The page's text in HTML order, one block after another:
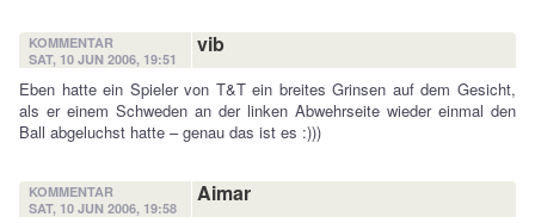
KOMMENTAR
SAT, 10 JUN 2006, 19:51
vib
Eben hatte ein Spieler von T&T ein breites Grinsen auf dem Gesicht,
als er einem Schweden an der linken Abwehrseite wieder einmal den
Ball abgeluchst hatte – genau das ist es :)))
KOMMENTAR
SAT, 10 JUN 2006, 19:58
Aimar